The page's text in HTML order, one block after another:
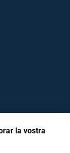
la vostra